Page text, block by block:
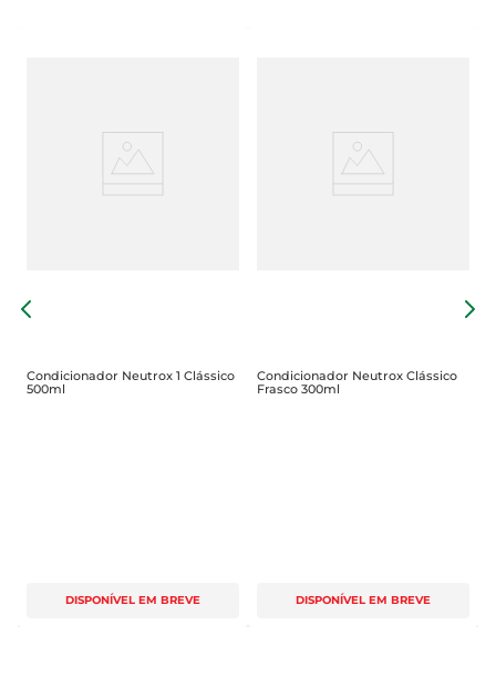
Condicionador Neutrox 1 Clássico
500ml
DISPONÍVEL EM BREVE
Condicionador Neutrox Clássico
Frasco 300ml
DISPONÍVEL EM BREVE